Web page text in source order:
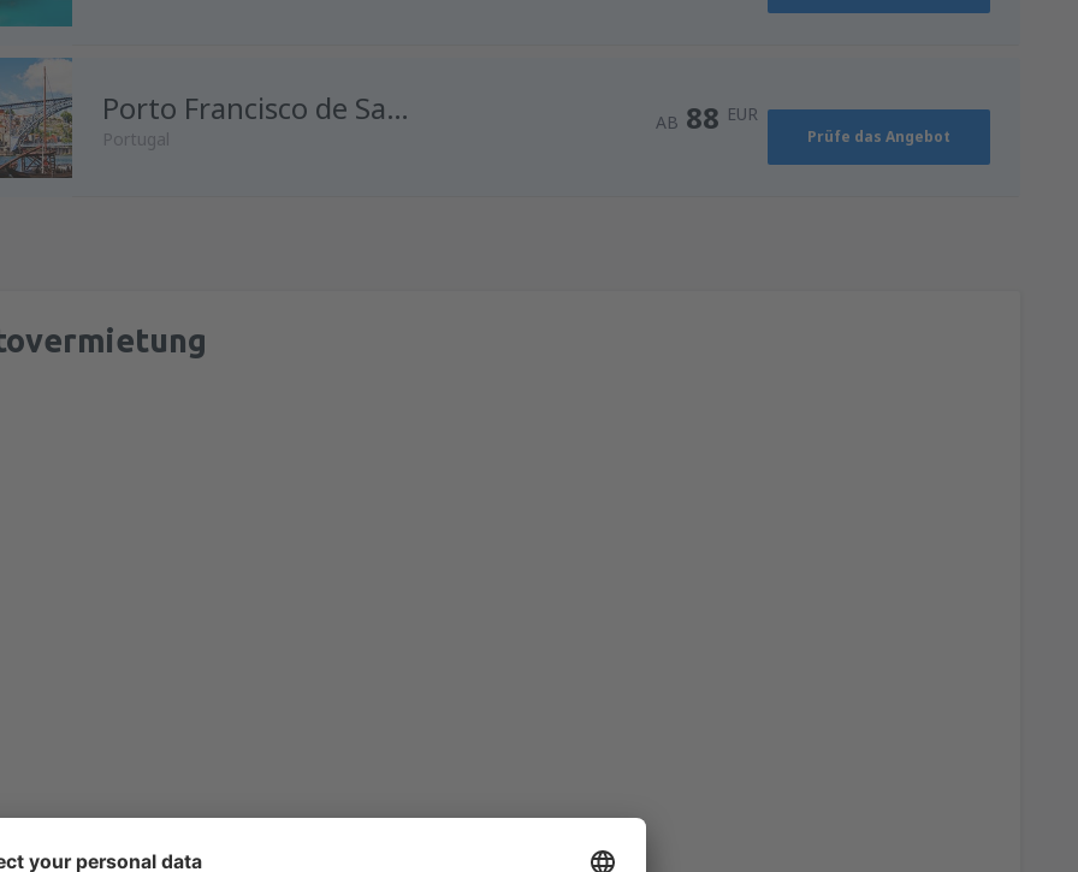
Porto Francisco de Sa Carneiro
Portugal
AB 88 EUR
Prüfe das Angebot